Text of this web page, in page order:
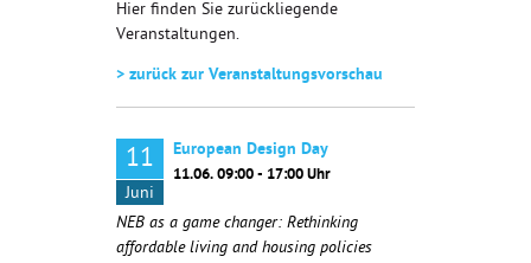
Hier finden Sie zurückliegende
Veranstaltungen.
> zurück zur Veranstaltungsvorschau
11
Juni
European Design Day
11.06. 09:00 - 17:00 Uhr
NEB as a game changer: Rethinking
affordable living and housing policies